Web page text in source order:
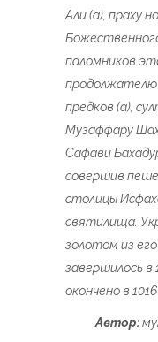
Али (а), праху
паломников
продолжателю
предков (а),
Музаффару
Сафави
совершив
столицы
святилища.
золотом из
завершилось в
окончено в
Автор: